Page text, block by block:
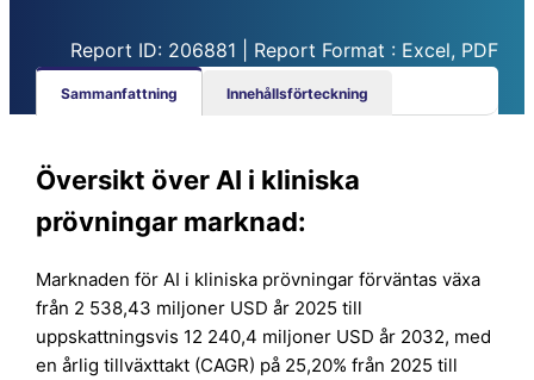
Report ID: 206881 | Report Format : Excel, PDF
Sammanfattning Innehållsförteckning
Översikt över AI i kliniska
prövningar marknad:
Marknaden för AI i kliniska prövningar förväntas växa
från 2 538,43 miljoner USD år 2025 till
uppskattningsvis 12 240,4 miljoner USD år 2032, med
en årlig tillväxttakt (CAGR) på 25,20% från 2025 till